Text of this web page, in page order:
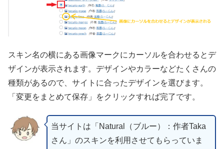
スキン名の横にある画像マークにカーソルを合わせるとデ
ザインが表示されます。デザインやカラーなどたくさんの
種類があるので、サイトに合ったデザインを選びます。
「変更をまとめて保存」をクリックすれば完了です。
当サイトは「Natural（ブルー）：作者Taka
さん」のスキンを利用させてもらっていま